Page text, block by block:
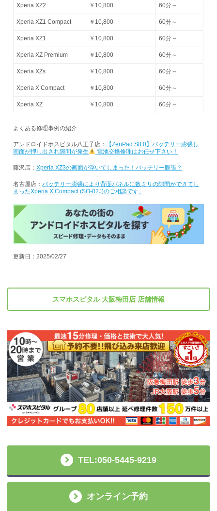
Xperia XZ2 ￥10,800 60分～
Xperia XZ1 Compact ￥10,800 60分～
Xperia XZ1 ￥10,800 60分～
Xperia XZ Premium ￥10,800 60分～
Xperia XZs ￥10,800 60分～
Xperia X Compact ￥10,800 60分～
Xperia XZ ￥10,800 60分～
よくある修理事例の紹介
アンドロイドホスピタル八王子店：
【ZenPad S8.0】バッテリー膨張し
画面が押し出され隙間が発生
電池交換修理はお任せ下さい！
藤沢店：Xperia XZ3の画面が浮いてしまった！バッテリー膨張？
名古屋店：バッテリー膨張により背面パネルに数ミリの隙間ができてし
まったXperia X Compact (SO-02J)のご相談です。
更新日：2025/02/27
スマホスピタル 大阪梅田店 店舗情報
TEL:050-5445-9219
オンライン予約